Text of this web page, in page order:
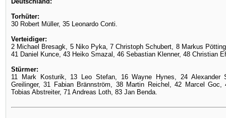
Torhüter:
30 Robert Müller, 35 Leonardo Conti.
Verteidiger:
2 Michael Bresagk, 5 Niko Pyka, 7 Christoph Schubert, 8 Markus
41 Daniel Kunce, 43 Heiko Smazal, 46 Sebastian Klenner, 48 Christian
Stürmer:
11 Mark Kosturik, 13 Leo Stefan, 16 Wayne Hynes, 24 Alexander
Greilinger, 31 Fabian Brännström, 38 Martin Reichel, 42 Marcel
Tobias Abstreiter, 71 Andreas Loth, 83 Jan Benda.